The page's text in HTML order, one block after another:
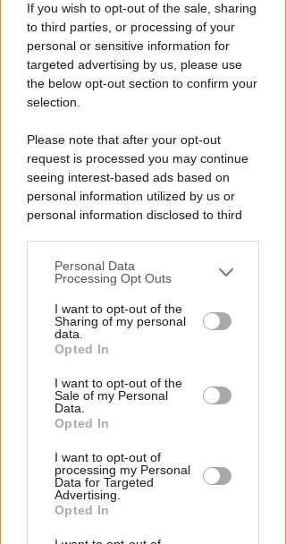
If you wish to opt-out of the sale, sharing
to third parties, or processing of your
personal or sensitive information for
targeted advertising by us, please use
the below opt-out section to confirm your
selection.
Please note that after your opt-out
request is processed you may continue
seeing interest-based ads based on
personal information utilized by us or
personal information disclosed to third
You may separately opt-out of the further
disclosure of your personal information
by third parties on the IAB’s list of
downstream participants.
by us to third parties on the IAB’s List of
Downstream Participants that may
further disclose it to other third parties.
Personal Data
Processing Opt Outs
I want to opt-out of the
Sharing of my personal
data.
Opted In
I want to opt-out of the
Sale of my Personal
Data.
Opted In
I want to opt-out of
processing my Personal
Data for Targeted
Advertising.
Opted In
di Redazione
SETTORE IN ESPANSIONE
Artigianato digitale: Rimini
seconda provincia in Italia per
crescita
Redazione
RICHIAMO AL COMUNE DI RIMINI